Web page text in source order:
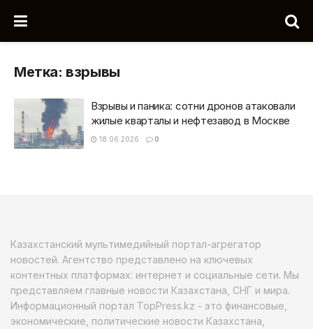
Метка: взрывы
Взрывы и паника: сотни дронов атаковали
жилые кварталы и нефтезавод в Москве
18.06.2026 0
Казахстанский мультимедийный портал-агрегатор
новостей. Агентство представлено на ключевых
контентных платформах: интернет и социальные сети. Мы
представляем главные новости Казахстана, СНГ и мира.
Информационный портал TopPress.kz - это финансовые,
экономические, политические новости Казахстана,